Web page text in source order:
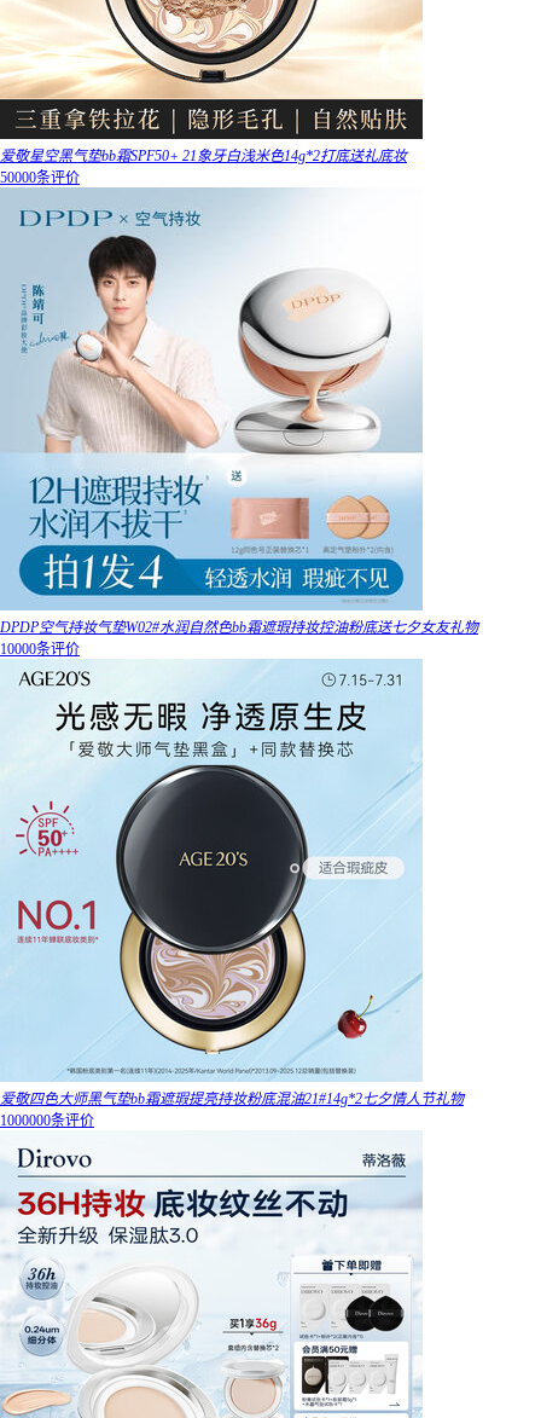
爱敬星空黑气垫bb霜SPF50+ 21象牙白浅米色14g*2打底送礼底妆
50000条评价
DPDP空气持妆气垫W02#水润自然色bb霜遮瑕持妆控油粉底送七夕女友礼物
10000条评价
爱敬四色大师黑气垫bb霜遮瑕提亮持妆粉底混油21#14g*2七夕情人节礼物
1000000条评价